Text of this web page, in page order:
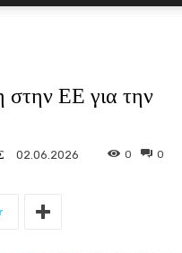
στην ΕΕ για την
02.06.2026 0
0